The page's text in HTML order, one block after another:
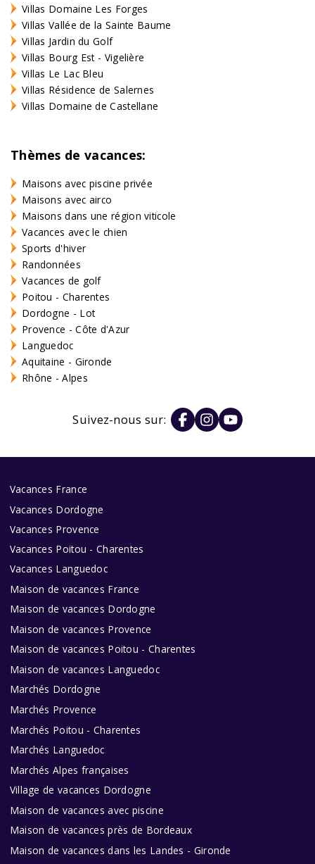
Villas Domaine Les Forges
Villas Vallée de la Sainte Baume
Villas Jardin du Golf
Villas Bourg Est - Vigelière
Villas Le Lac Bleu
Villas Résidence de Salernes
Villas Domaine de Castellane
Thèmes de vacances:
Maisons avec piscine privée
Maisons avec airco
Maisons dans une région viticole
Vacances avec le chien
Sports d'hiver
Randonnées
Vacances de golf
Poitou - Charentes
Dordogne - Lot
Provence - Côte d'Azur
Languedoc
Aquitaine - Gironde
Rhône - Alpes
Suivez-nous sur:
Vacances France
Vacances Dordogne
Vacances Provence
Vacances Poitou - Charentes
Vacances Languedoc
Maison de vacances France
Maison de vacances Dordogne
Maison de vacances Provence
Maison de vacances Poitou - Charentes
Maison de vacances Languedoc
Marchés Dordogne
Marchés Provence
Marchés Poitou - Charentes
Marchés Languedoc
Marchés Alpes françaises
Village de vacances Dordogne
Maison de vacances avec piscine
Maison de vacances près de Bordeaux
Maison de vacances dans les Landes - Gironde